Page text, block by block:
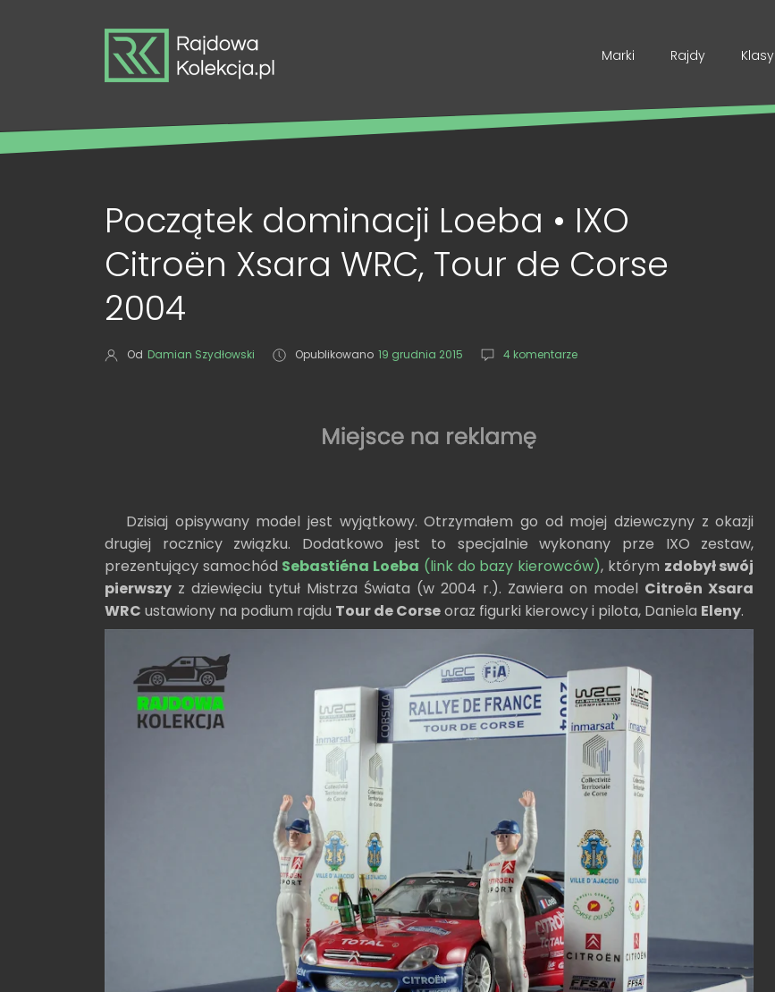
Marki Rajdy Klasy
Początek dominacji Loeba • IXO
Citroën Xsara WRC, Tour de Corse
2004
Od Damian Szydłowski Opublikowano 19 grudnia 2015 4 komentarze
Dzisiaj opisywany model jest wyjątkowy. Otrzymałem go od mojej dziewczyny z okazji
drugiej rocznicy związku. Dodatkowo jest to specjalnie wykonany prze IXO zestaw,
prezentujący samochód Sebastiéna Loeba (link do bazy kierowców), którym zdobył swój
pierwszy z dziewięciu tytuł Mistrza Świata (w 2004 r.). Zawiera on model Citroën Xsara
WRC ustawiony na podium rajdu Tour de Corseoraz figurki kierowcy i pilota, Daniela Eleny.